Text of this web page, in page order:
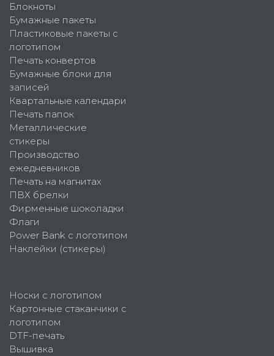
Блокноты
Бумажные пакеты
Пластиковые пакеты с
логотипом
Печать конвертов
Бумажные блоки для
записей
Квартальные календари
Печать папок
Металлические
стикеры
Производство
ежедневников
Печать на магнитах
ПВХ брелки
Фирменные шоколадки
Флаги
Power Bank с логотипом
Наклейки (стикеры)
Носки с логотипом
Картонные стаканчики с
логотипом
DTF-печать
Вышивка